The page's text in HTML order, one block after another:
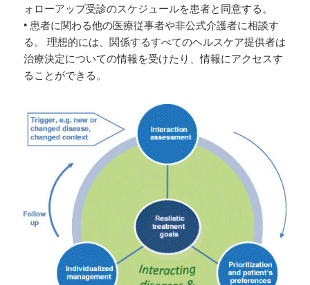
ォローアップ受診のスケジュールを患者と同意する。
• 患者に関わる他の医療従事者や非公式介護者に相談す
る。 理想的には、関係するすべてのヘルスケア提供者は
治療決定についての情報を受けたり、情報にアクセスす
ることができる。